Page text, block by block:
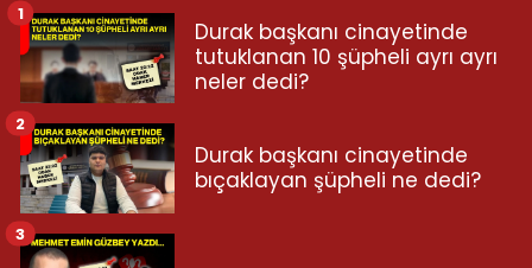
Durak başkanı cinayetinde
tutuklanan 10 şüpheli ayrı ayrı
neler dedi?
1
Durak başkanı cinayetinde
bıçaklayan şüpheli ne dedi?
2
3